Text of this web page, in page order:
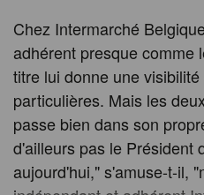
Chez Intermarché
adhérent presque comme
titre lui donne une
particulières. Mais les
passe bien dans son
d'ailleurs pas le Président
aujourd'hui," s'amuse-t-il,